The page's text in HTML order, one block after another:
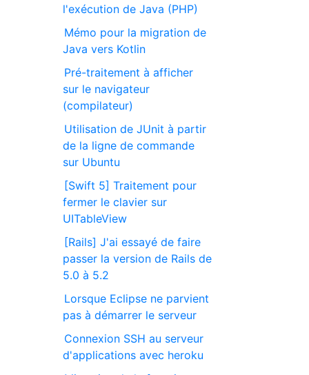
l'exécution de Java (PHP)
Mémo pour la migration de
Java vers Kotlin
Pré-traitement à afficher
sur le navigateur
(compilateur)
Utilisation de JUnit à partir
de la ligne de commande
sur Ubuntu
[Swift 5] Traitement pour
fermer le clavier sur
UITableView
[Rails] J'ai essayé de faire
passer la version de Rails de
5.0 à 5.2
Lorsque Eclipse ne parvient
pas à démarrer le serveur
Connexion SSH au serveur
d'applications avec heroku